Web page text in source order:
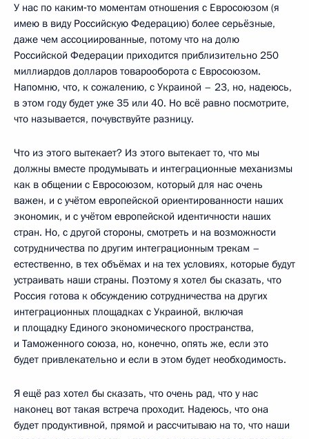
У нас по каким‑то моментам отношения с Евросоюзом (я
имею в виду Российскую Федерацию) более серьёзные,
даже чем ассоциированные, потому что на долю
Российской Федерации приходится приблизительно 250
миллиардов долларов товарооборота с Евросоюзом.
Напомню, что, к сожалению, с Украиной – 23, но, надеюсь,
в этом году будет уже 35 или 40. Но всё равно посмотрите,
что называется, почувствуйте разницу.
Что из этого вытекает? Из этого вытекает то, что мы
должны вместе продумывать и интеграционные механизмы
как в общении с Евросоюзом, который для нас очень
важен, и с учётом европейской ориентированности наших
экономик, и с учётом европейской идентичности наших
стран. Но, с другой стороны, смотреть и на возможности
сотрудничества по другим интеграционным трекам –
естественно, в тех объёмах и на тех условиях, которые будут
устраивать наши страны. Поэтому я хотел бы сказать, что
Россия готова к обсуждению сотрудничества на других
интеграционных площадках с Украиной, включая
и площадку Единого экономического пространства,
и Таможенного союза, но, конечно, опять же, если это
будет привлекательно и если в этом будет необходимость.
Я ещё раз хотел бы сказать, что очень рад, что у нас
наконец вот такая встреча проходит. Надеюсь, что она
будет продуктивной, прямой и рассчитываю на то, что наши